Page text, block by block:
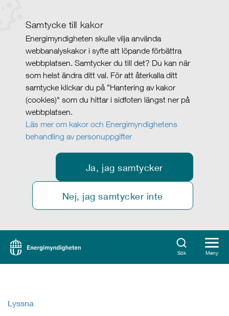
Samtycke till kakor
Energimyndigheten skulle vilja använda
webbanalyskakor i syfte att löpande förbättra
webbplatsen. Samtycker du till det? Du kan när
som helst ändra ditt val. För att återkalla ditt
samtycke klickar du på ”Hantering av kakor
(cookies)" som du hittar i sidfoten längst ner på
webbplatsen.
Läs mer om kakor och Energimyndighetens
behandling av personuppgifter
Ja, jag samtycker
Nej, jag samtycker inte
Sök Meny
Lyssna